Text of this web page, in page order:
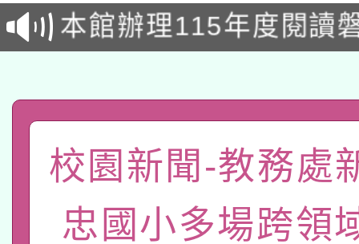
招)
本館辦理115年度閱讀
暨閱讀推動專業研習
科技賦能─人工智慧
礎課程
A3數位素養講師名單
pilot」
有關大陸委員會函釋公
薪期間赴陸應申請許可
轉知經濟部水利署委託
校園新聞-教務處
忠國小多場跨領